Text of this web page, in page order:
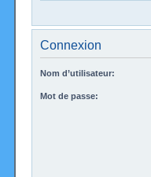
Connexion
Nom d’utilisateur:
Mot de passe: